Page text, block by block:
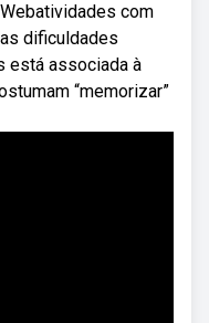
com
dificuldades
está associada à
“memorizar”